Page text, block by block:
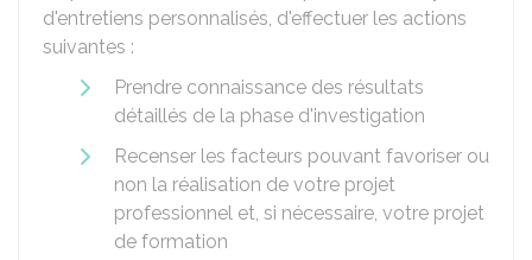
d'entretiens personnalisés, d'effectuer les actions
suivantes :
Prendre connaissance des résultats
détaillés de la phase d'investigation
Recenser les facteurs pouvant favoriser ou
non la réalisation de votre projet
professionnel et, si nécessaire, votre projet
de formation